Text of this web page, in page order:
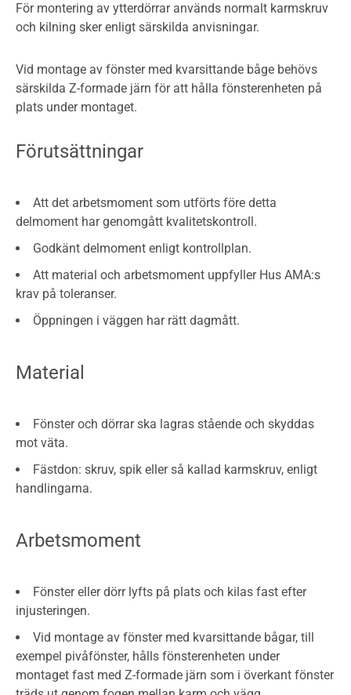
För montering av ytterdörrar används normalt karmskruv
och kilning sker enligt särskilda anvisningar.
Vid montage av fönster med kvarsittande båge behövs
särskilda Z-formade järn för att hålla fönsterenheten på
plats under montaget.
Förutsättningar
Att det arbetsmoment som utförts före detta
delmoment har genomgått kvalitetskontroll.
Godkänt delmoment enligt kontrollplan.
Att material och arbetsmoment uppfyller Hus AMA:s
krav på toleranser.
Öppningen i väggen har rätt dagmått.
Material
Fönster och dörrar ska lagras stående och skyddas
mot väta.
Fästdon: skruv, spik eller så kallad karmskruv, enligt
handlingarna.
Arbetsmoment
Fönster eller dörr lyfts på plats och kilas fast efter
injusteringen.
Vid montage av fönster med kvarsittande bågar, till
exempel pivåfönster, hålls fönsterenheten under
montaget fast med Z-formade järn som i överkant fönster